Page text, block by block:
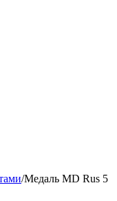
/Медаль MD Rus 5